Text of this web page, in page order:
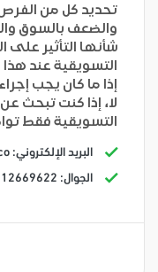
تحديد كل من
والضعف بالسوق
شأنها التأثير على
التسويقية عند هذا
إذا ما كان يجب
لا، إذا كنت تبحث
التسويقية فقط
البريد الإلكتروني:
الجوال: 01112669622- 002